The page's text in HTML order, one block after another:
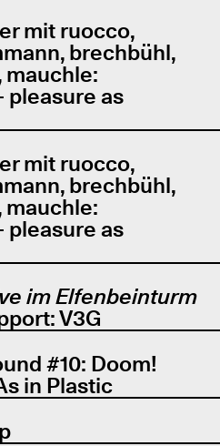
mit ruocco,
brechbühl,
mauchle:
pleasure as
mit ruocco,
brechbühl,
mauchle:
pleasure as
im Elfenbeinturm
V3G
#10: Doom!
in Plastic